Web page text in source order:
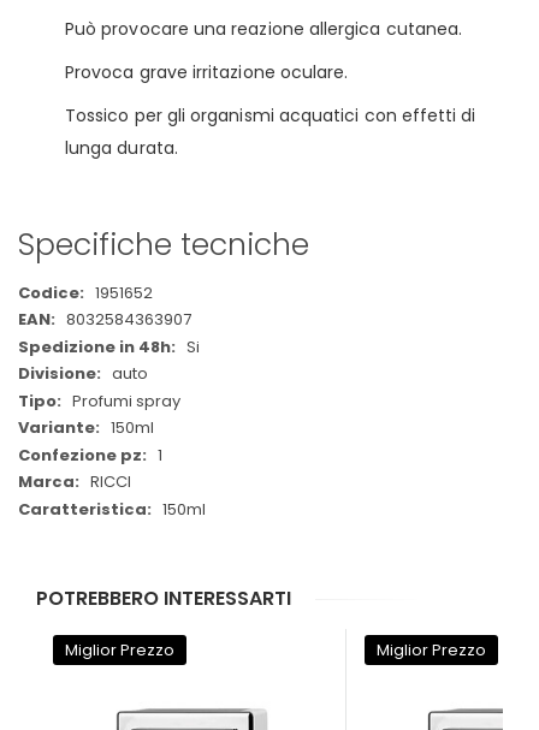
Può provocare una reazione allergica cutanea.
Provoca grave irritazione oculare.
Tossico per gli organismi acquatici con effetti di
lunga durata.
Specifiche tecniche
Maggiori
Informazioni
1951652
8032584363907
Si
auto
Profumi spray
150ml
1
RICCI
150ml
POTREBBERO INTERESSARTI
Miglior Prezzo Miglior Prezzo